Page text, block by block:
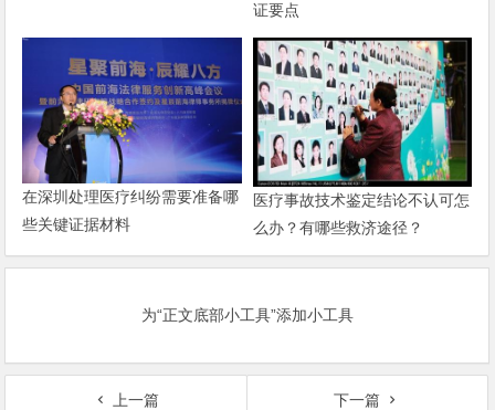
证要点
在深圳处理医疗纠纷需要准备哪
些关键证据材料
医疗事故技术鉴定结论不认可怎
么办？有哪些救济途径？
为“正文底部小工具”添加小工具
上一篇
下一篇